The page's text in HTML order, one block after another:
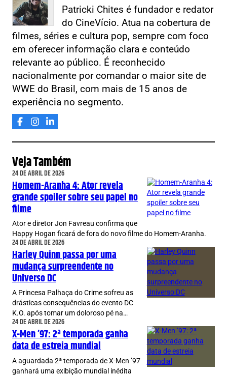
Patricki Chites é fundador e redator
do CineVício. Atua na cobertura de
filmes, séries e cultura pop, sempre com foco
em oferecer informação clara e conteúdo
relevante ao público. É reconhecido
nacionalmente por comandar o maior site de
WWE do Brasil, com mais de 15 anos de
experiência no segmento.
Veja Também
24 DE ABRIL DE 2026
Homem-Aranha 4: Ator revela
grande spoiler sobre seu papel no
filme
Ator e diretor Jon Favreau confirma que
Happy Hogan ficará de fora do novo filme do Homem-Aranha.
24 DE ABRIL DE 2026
Harley Quinn passa por uma
mudança surpreendente no
Universo DC
A Princesa Palhaça do Crime sofreu as
drásticas consequências do evento DC
K.O. após tomar um doloroso pé na…
24 DE ABRIL DE 2026
X-Men ’97: 2ª temporada ganha
data de estreia mundial
A aguardada 2ª temporada de X-Men ’97
ganhará uma exibição mundial inédita